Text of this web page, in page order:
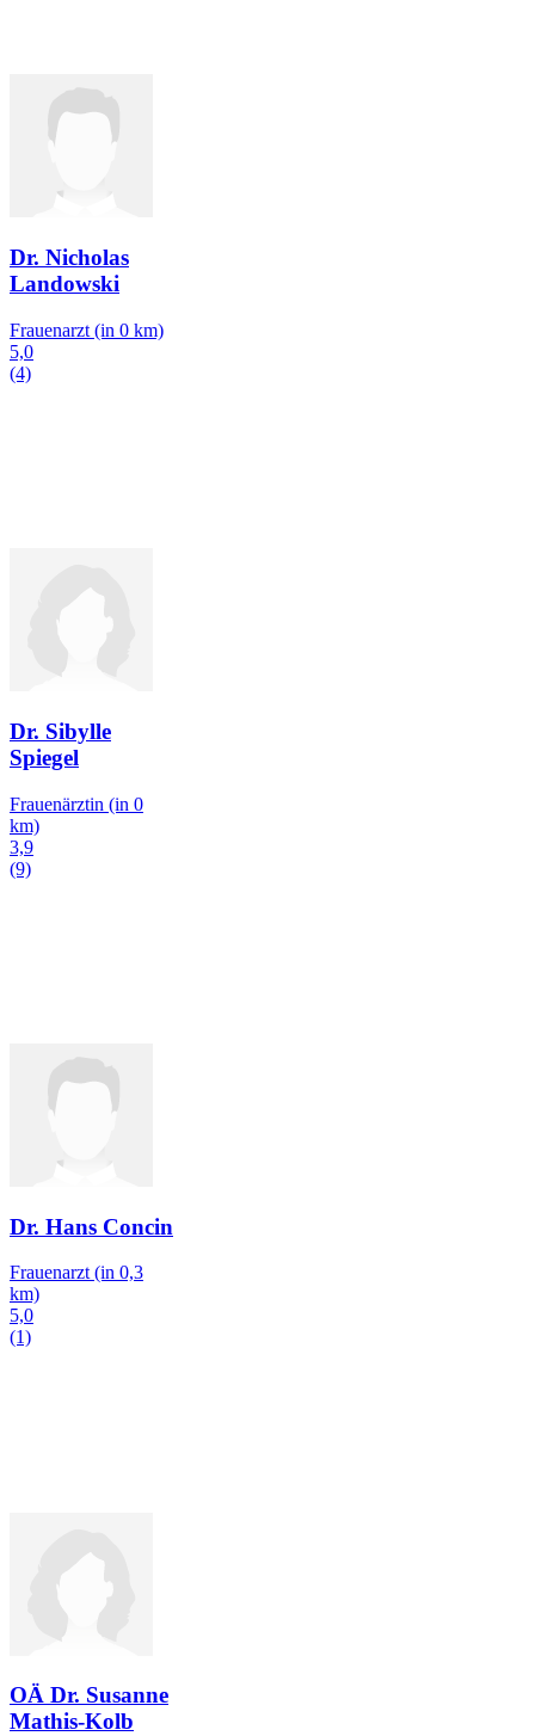
Dr. Nicholas
Landowski
Frauenarzt (in 0 km)
5,0
(4)
Dr. Sibylle
Spiegel
Frauenärztin (in 0
km)
3,9
(9)
Dr. Hans Concin
Frauenarzt (in 0,3
km)
5,0
(1)
OÄ Dr. Susanne
Mathis-Kolb